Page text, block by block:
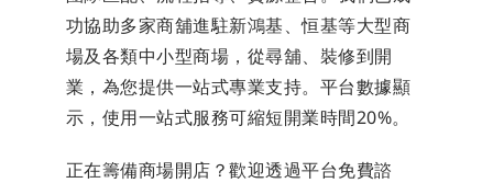
功協助多家商舖進駐新鴻基、恒基等大型商
場及各類中小型商場，從尋舖、裝修到開
業，為您提供一站式專業支持。平台數據顯
示，使用一站式服務可縮短開業時間20%。
正在籌備商場開店？歡迎透過平台免費諮